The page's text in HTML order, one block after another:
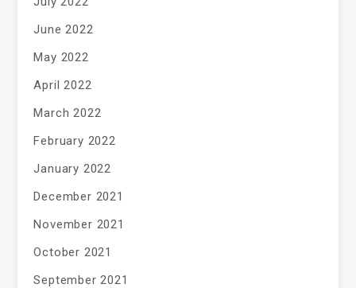
June 2022
May 2022
April 2022
March 2022
February 2022
January 2022
December 2021
November 2021
October 2021
September 2021